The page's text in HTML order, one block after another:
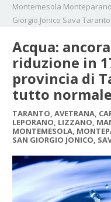
Montemesola Monteparano
Giorgio Jonico Sava Taranto
Acqua:
riduzione in
provincia di
tutto normale
TARANTO, AVETRANA,
LEPORANO, LIZZANO,
MONTEMESOLA,
SAN GIORGIO JONICO,